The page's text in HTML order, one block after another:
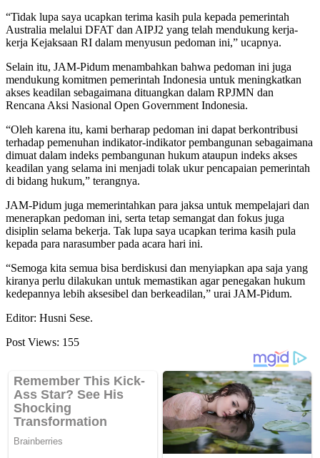
“Tidak lupa saya ucapkan terima kasih pula kepada pemerintah
Australia melalui DFAT dan AIPJ2 yang telah mendukung kerja-
kerja Kejaksaan RI dalam menyusun pedoman ini,” ucapnya.
Selain itu, JAM-Pidum menambahkan bahwa pedoman ini juga
mendukung komitmen pemerintah Indonesia untuk meningkatkan
akses keadilan sebagaimana dituangkan dalam RPJMN dan
Rencana Aksi Nasional Open Government Indonesia.
“Oleh karena itu, kami berharap pedoman ini dapat berkontribusi
terhadap pemenuhan indikator-indikator pembangunan sebagaimana
dimuat dalam indeks pembangunan hukum ataupun indeks akses
keadilan yang selama ini menjadi tolak ukur pencapaian pemerintah
di bidang hukum,” terangnya.
JAM-Pidum juga memerintahkan para jaksa untuk mempelajari dan
menerapkan pedoman ini, serta tetap semangat dan fokus juga
disiplin selama bekerja. Tak lupa saya ucapkan terima kasih pula
kepada para narasumber pada acara hari ini.
“Semoga kita semua bisa berdiskusi dan menyiapkan apa saja yang
kiranya perlu dilakukan untuk memastikan agar penegakan hukum
kedepannya lebih aksesibel dan berkeadilan,” urai JAM-Pidum.
Editor: Husni Sese.
Post Views: 155